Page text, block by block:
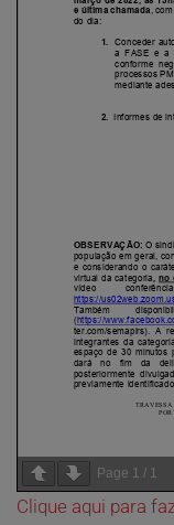
Page 1 / 1
Clique aqui para